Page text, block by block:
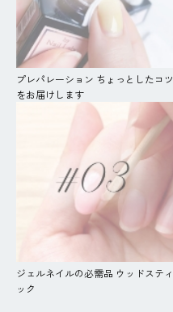
プレパレーション ちょっとしたコツ
をお届けします
ジェルネイルの必需品 ウッドスティ
ック